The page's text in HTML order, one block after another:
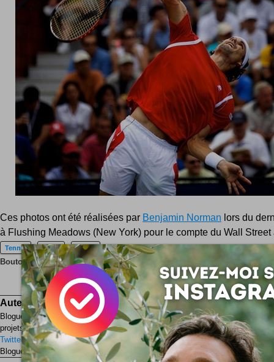
Ces photos ont été réalisées par Benjamin Norman lors du
à Flushing Meadows (New York) pour le compte du Wall Street
Tennis Sport Photo
Boutons réservés aux gentilles personnes :
Save
Auteur :Simon Tripnaux
Blogueur lifestyle - Content manager & expert SEO. Mon job, rendre
projets par les mots. Adepte de l'écriture depuis 1978.
Twitter Facebook
LinkedIn
Blogueur ? Auteur ?
Rejoignez la rédaction !